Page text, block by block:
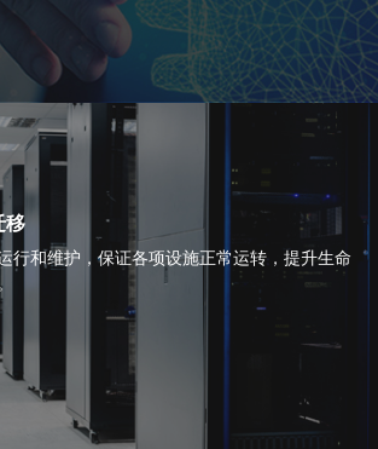
移
行和维护，保证各项设施正常运转，提升生命